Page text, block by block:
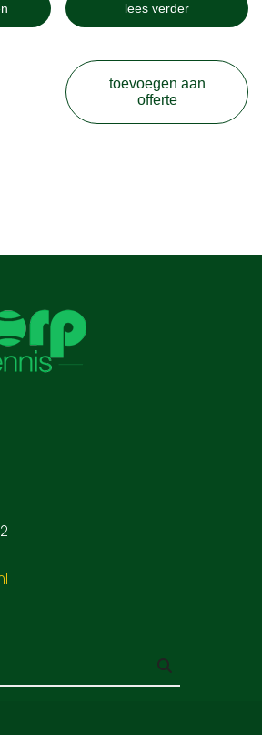
product
meerdere
variaties.
worden
de
productpagina
lees verder
toevoegen aan
offerte